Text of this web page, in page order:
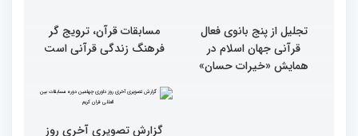
تجلیل از پنج بانوی فعال
قرآنی جهان اسلام در
همایش «خیرات حسان»
مسابقات قرآن، ترویج گر
فرهنگ زندگی قرآنی است